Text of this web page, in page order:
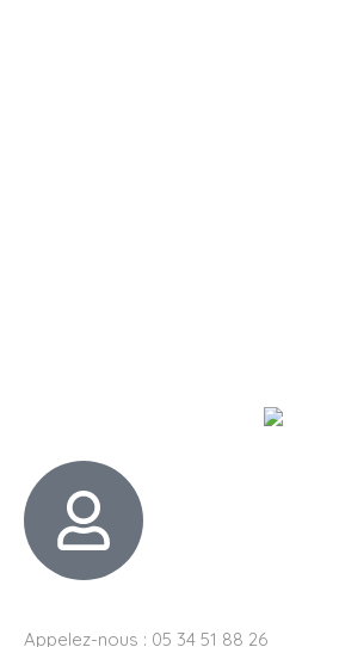
Appelez-nous : 05 34 51 88 26